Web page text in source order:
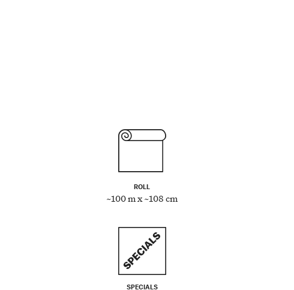
ROLL
~100 m x ~108 cm
SPECIALS